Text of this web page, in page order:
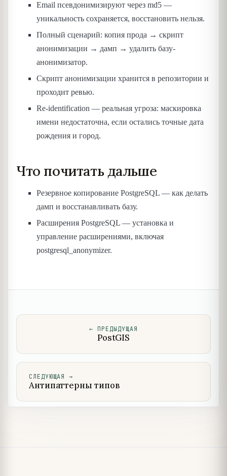
Email псевдонимизируют через md5 —
уникальность сохраняется, восстановить нельзя.
Полный сценарий: копия прода → скрипт
анонимизации → дамп → удалить базу-
анонимизатор.
Скрипт анонимизации хранится в репозитории и
проходит ревью.
Re-identification — реальная угроза: маскировка
имени недостаточна, если остались точные дата
рождения и город.
Что почитать дальше
Резервное копирование PostgreSQL — как делать
дамп и восстанавливать базу.
Расширения PostgreSQL — установка и
управление расширениями, включая
postgresql_anonymizer.
← ПРЕДЫДУЩАЯ
PostGIS
СЛЕДУЮЩАЯ →
Антипаттерны типов